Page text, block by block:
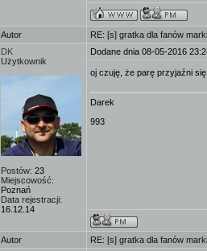
Autor
RE: [s] gratka dla fanów marki
DK
Użytkownik
Postów: 23
Miejscowość:
Poznań
Data rejestracji:
16.12.14
Dodane dnia 08-05-2016
oj czuję, że parę przyjaźni
Darek
993
Autor
RE: [s] gratka dla fanów marki